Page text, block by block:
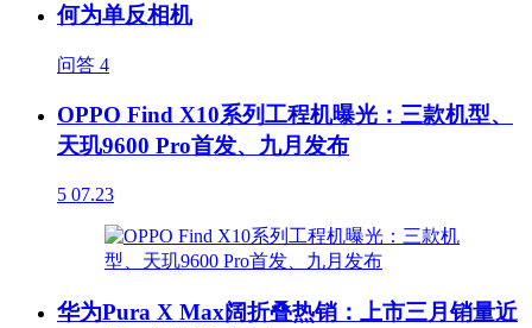
何为单反相机
问答 4
OPPO Find X10系列工程机曝光：三款机型、
天玑9600 Pro首发、九月发布
5 07.23
华为Pura X Max阔折叠热销：上市三月销量近